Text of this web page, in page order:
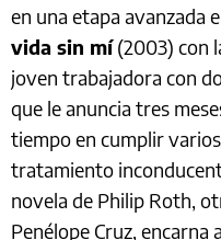
en una etapa avanzada
vida sin mí(2003) con
joven trabajadora con
que le anuncia tres
tiempo en cumplir
tratamiento
novela de Philip Roth,
Penélope Cruz, encarna